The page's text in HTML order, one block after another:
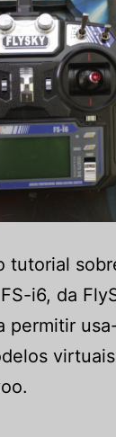
tutorial
i6, da
permitir